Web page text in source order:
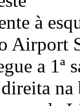
à
Airport
a 1ª